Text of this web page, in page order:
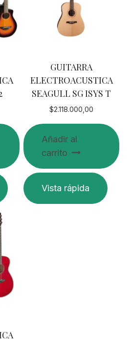
GUITARRA
ELECTROACUSTICA
SEAGULL SG ISYS T
$2.118.000,00
Añadir al
carrito
Vista rápida